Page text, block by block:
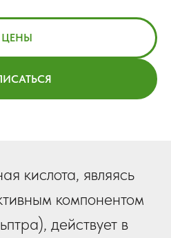
ЦЕНЫ
кислота, являясь
компонентом
действует в